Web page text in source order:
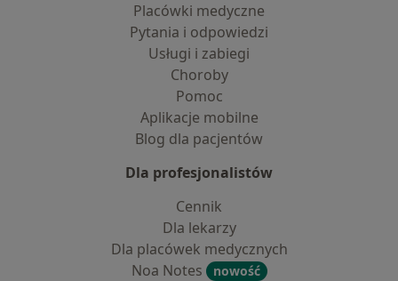
Placówki medyczne
Pytania i odpowiedzi
Usługi i zabiegi
Choroby
Pomoc
Aplikacje mobilne
Blog dla pacjentów
Dla profesjonalistów
Cennik
Dla lekarzy
Dla placówek medycznych
Noa Notes
nowość